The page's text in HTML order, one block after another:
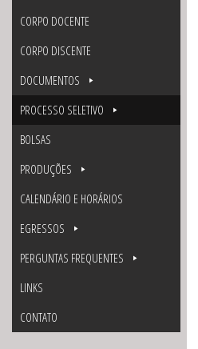
CORPO DOCENTE
CORPO DISCENTE
DOCUMENTOS
PROCESSO SELETIVO
BOLSAS
PRODUÇÕES
CALENDÁRIO E HORÁRIOS
EGRESSOS
PERGUNTAS FREQUENTES
LINKS
CONTATO